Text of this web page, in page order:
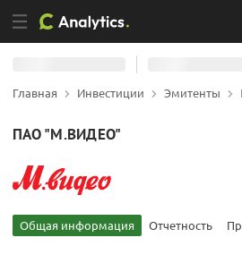
Главная Инвестиции Эмитенты
ПАО "М.ВИДЕО"
Общая информация Отчетность